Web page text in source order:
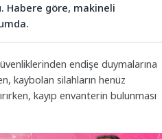
Habere göre, makineli
endişe duymalarına
kaybolan silahların henüz
kayıp envanterin bulunması